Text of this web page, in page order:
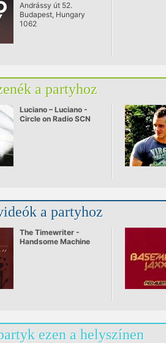
Andrássy út 52.
Budapest, Hungary
1062
a partyhoz
Luciano – Luciano -
Circle on Radio SCN
a partyhoz
The Timewriter -
Handsome Machine
ezen a helyszínen